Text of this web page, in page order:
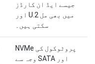
جیسے ایڈ ان کارڈز
اور U.2 میں بھی مل
سکتی ہیں۔
NVMe پروٹوکول کی
وجہ سے SATA اور